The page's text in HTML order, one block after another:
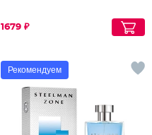
1679 ₽
Рекомендуем